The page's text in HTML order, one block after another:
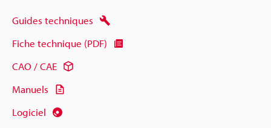
Guides techniques
Fiche technique (PDF)
CAO / CAE
Manuels
Logiciel